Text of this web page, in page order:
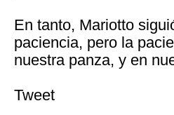
En tanto, Mariotto
paciencia, pero la
nuestra panza, y en
Tweet